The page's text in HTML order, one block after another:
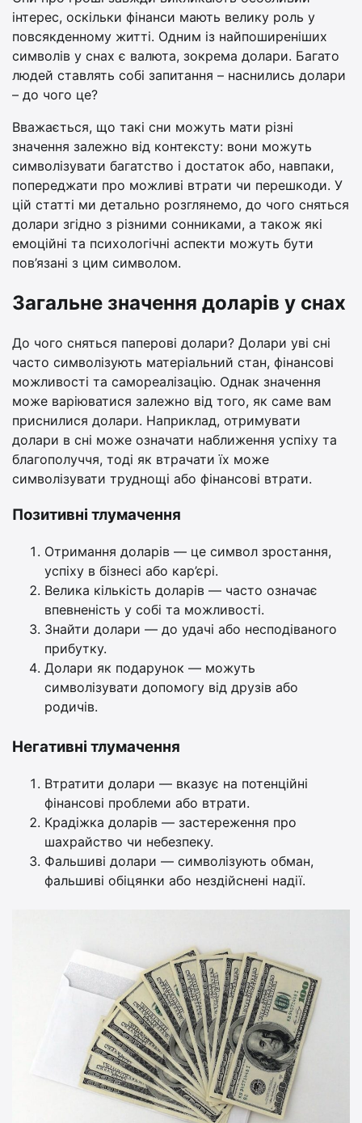
інтерес, оскільки фінанси мають велику роль у
повсякденному житті. Одним із найпоширеніших
символів у снах є валюта, зокрема долари. Багато
людей ставлять собі запитання – наснились долари
– до чого це?
Вважається, що такі сни можуть мати різні
значення залежно від контексту: вони можуть
символізувати багатство і достаток або, навпаки,
попереджати про можливі втрати чи перешкоди. У
цій статті ми детально розглянемо, до чого сняться
долари згідно з різними сонниками, а також які
емоційні та психологічні аспекти можуть бути
пов’язані з цим символом.
Загальне значення доларів у снах
До чого сняться паперові долари? Долари уві сні
часто символізують матеріальний стан, фінансові
можливості та самореалізацію. Однак значення
може варіюватися залежно від того, як саме вам
приснилися долари. Наприклад, отримувати
долари в сні може означати наближення успіху та
благополуччя, тоді як втрачати їх може
символізувати труднощі або фінансові втрати.
Позитивні тлумачення
Отримання доларів — це символ зростання,
успіху в бізнесі або кар’єрі.
Велика кількість доларів — часто означає
впевненість у собі та можливості.
Знайти долари — до удачі або несподіваного
прибутку.
Долари як подарунок — можуть
символізувати допомогу від друзів або
родичів.
Негативні тлумачення
Втратити долари — вказує на потенційні
фінансові проблеми або втрати.
Крадіжка доларів — застереження про
шахрайство чи небезпеку.
Фальшиві долари — символізують обман,
фальшиві обіцянки або нездійснені надії.